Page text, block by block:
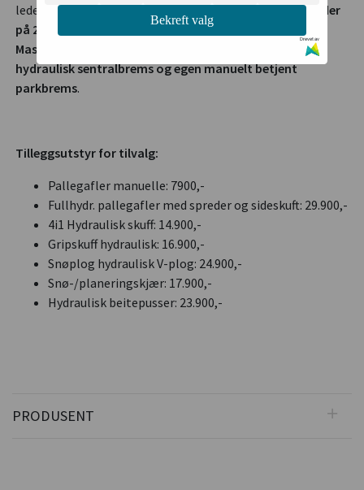
ledende produsenter -Godkjent Euro 5 25HK som arbeider
på 2200 o/min - med 25HKså er er det rikelig av krefter.
Maskinen har et fullhydraulisk styresystem, firehjuls
hydraulisk sentralbrems og egen manuelt betjent
parkbrems.
Tilleggsutstyr for tilvalg:
Pallegafler manuelle: 7900,-
Fullhydr. pallegafler med spreder og sideskuft: 29.900,-
4i1 Hydraulisk skuff: 14.900,-
Gripskuff hydraulisk: 16.900,-
Snøplog hydraulisk V-plog: 24.900,-
Snø-/planeringskjær: 17.900,-
Hydraulisk beitepusser: 23.900,-
PRODUSENT
Bekreft valg
Drevet av